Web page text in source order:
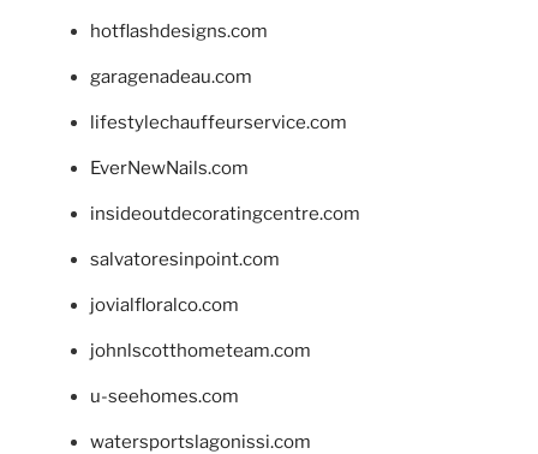
hotflashdesigns.com
garagenadeau.com
lifestylechauffeurservice.com
EverNewNails.com
insideoutdecoratingcentre.com
salvatoresinpoint.com
jovialfloralco.com
johnlscotthometeam.com
u-seehomes.com
watersportslagonissi.com